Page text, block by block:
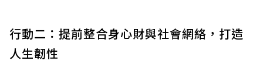
行動二：提前整合身心財與社會網絡，打造
人生韌性